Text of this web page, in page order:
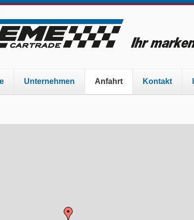
Unternehmen Anfahrt Kontakt